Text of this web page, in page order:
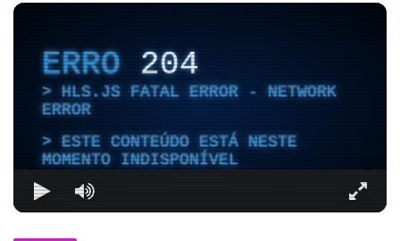
ERRO204
HLS.JS FATAL ERROR - NETWORK
ERROR
ESTE CONTEÚDO ESTÁ NESTE
MOMENTO INDISPONÍVEL